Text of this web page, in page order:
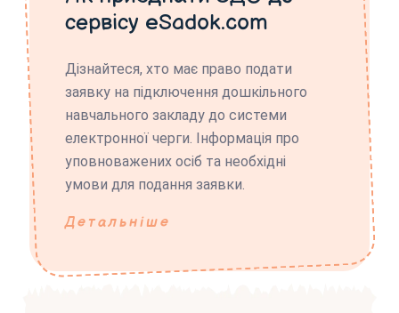
сервісу eSadok.com
Дізнайтеся, хто має право подати
заявку на підключення дошкільного
навчального закладу до системи
електронної черги. Інформація про
уповноважених осіб та необхідні
умови для подання заявки.
Детальніше